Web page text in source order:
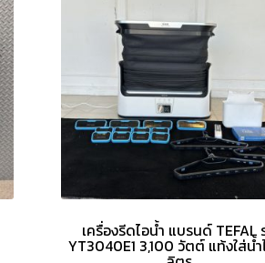
เครื่องรีดไอน้ำ แบรนด์ TEFAL
YT3040E1 3,100 วัตต์ แท้งใส่น้